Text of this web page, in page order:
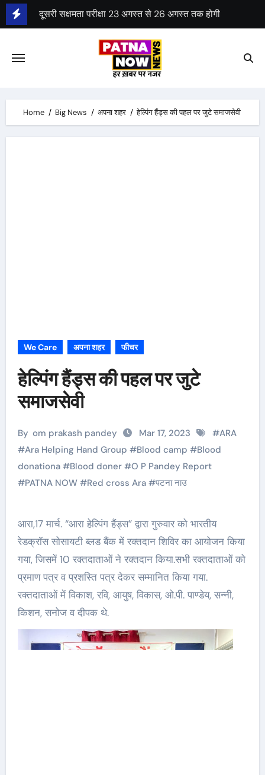
Skip
to
दूसरी सक्षमता परीक्षा 23 अगस्त से 26 अगस्त तक होगी
Home Big News अपना शहर हेल्पिंग हैंड्स की पहल पर जुटे समाजसेवी
We Care अपना शहर फीचर
हेल्पिंग हैंड्स की पहल पर जुटे
समाजसेवी
By om prakash pandey Mar 17, 2023 #ARA
#Ara Helping Hand Group #Blood camp #Blood
donationa#Blood doner#O P Pandey Report
#PATNA NOW #Red cross Ara#पटना नाउ
आरा,17 मार्च. “आरा हेल्पिंग हैंड्स” द्वारा गुरुवार को भारतीय
रेडक्रॉस सोसायटी ब्लड बैंक में रक्तदान शिविर का आयोजन किया
गया, जिसमें 10 रक्तदाताओं ने रक्तदान किया.सभी रक्तदाताओं को
प्रमाण पत्र व प्रशस्ति पत्र देकर सम्मानित किया गया.
रक्तदाताओं में विकाश, रवि, आयुष, विकास, ओ.पी. पाण्डेय, सन्नी,
किशन, सनोज व दीपक थे.